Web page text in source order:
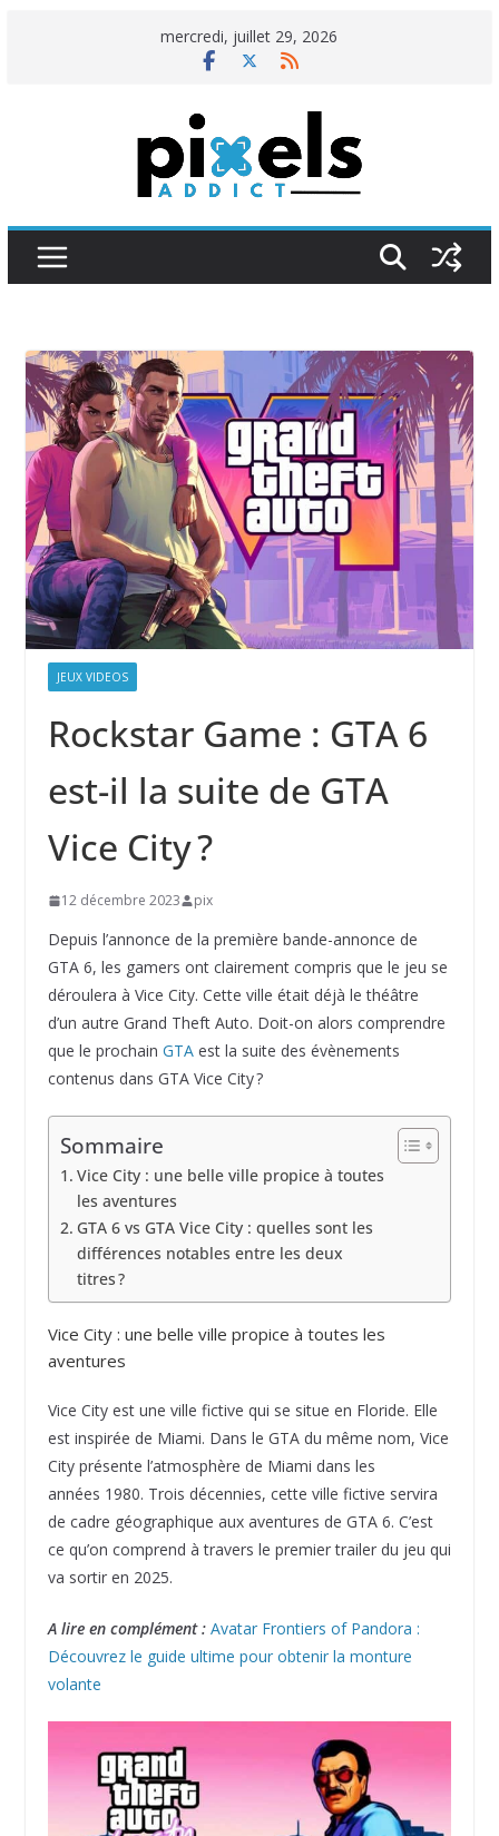
mercredi, juillet 29, 2026
JEUX VIDEOS
Rockstar Game : GTA 6
est-il la suite de GTA
Vice City ?
12 décembre 2023 pix
Depuis l’annonce de la première bande-annonce de
GTA 6, les gamers ont clairement compris que le jeu se
déroulera à Vice City. Cette ville était déjà le théâtre
d’un autre Grand Theft Auto. Doit-on alors comprendre
que le prochain GTAest la suite des évènements
contenus dans GTA Vice City ?
Sommaire
Vice City : une belle ville propice à toutes
les aventures
GTA 6 vs GTA Vice City : quelles sont les
différences notables entre les deux
titres ?
Vice City : une belle ville propice à toutes les
aventures
Vice City est une ville fictive qui se situe en Floride. Elle
est inspirée de Miami. Dans le GTA du même nom, Vice
City présente l’atmosphère de Miami dans les
années 1980. Trois décennies, cette ville fictive servira
de cadre géographique aux aventures de GTA 6. C’est
ce qu’on comprend à travers le premier trailer du jeu qui
va sortir en 2025.
A lire en complément : Avatar Frontiers of Pandora :
Découvrez le guide ultime pour obtenir la monture
volante